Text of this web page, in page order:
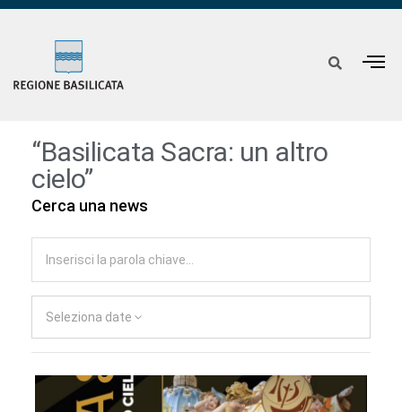
“Basilicata Sacra: un altro
cielo”
Cerca una news
Seleziona date